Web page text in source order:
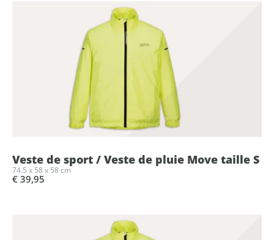
Veste de sport / Veste de pluie Move taille S
74.5 x 58 x 58 cm
€ 39,95